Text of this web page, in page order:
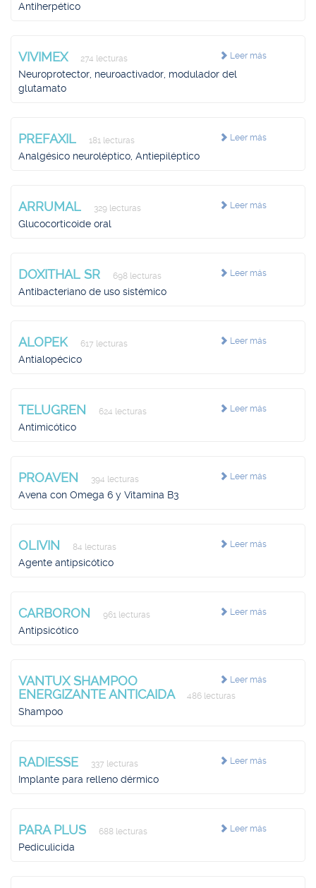
Antiherpético
Leer más
VIVIMEX 274 lecturas
Neuroprotector, neuroactivador, modulador del
glutamato
Leer más
PREFAXIL 181 lecturas
Analgésico neuroléptico, Antiepiléptico
Leer más
ARRUMAL 329 lecturas
Glucocorticoide oral
Leer más
DOXITHAL SR 698 lecturas
Antibacteriano de uso sistémico
Leer más
ALOPEK 617 lecturas
Antialopécico
Leer más
TELUGREN 624 lecturas
Antimicótico
Leer más
PROAVEN 394 lecturas
Avena con Omega 6 y Vitamina B3
Leer más
OLIVIN 84 lecturas
Agente antipsicótico
Leer más
CARBORON 961 lecturas
Antipsicótico
Leer más
VANTUX SHAMPOO
ENERGIZANTE ANTICAIDA
486 lecturas
Shampoo
Leer más
RADIESSE 337 lecturas
Implante para relleno dérmico
Leer más
PARA PLUS 688 lecturas
Pediculicida